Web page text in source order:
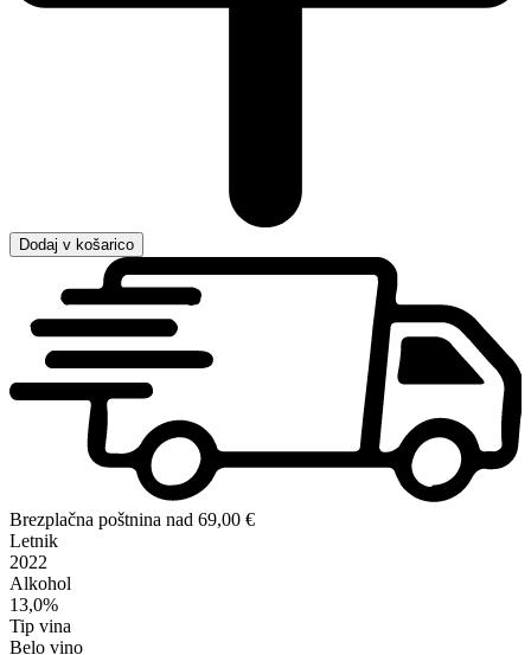
Dodaj v košarico
Brezplačna poštnina nad 69,00 €
Letnik
2022
Alkohol
13,0%
Tip vina
Belo vino